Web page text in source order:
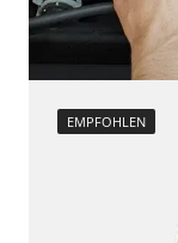
Verfügbarkeit
und Konfiguration
EMPFOHLEN